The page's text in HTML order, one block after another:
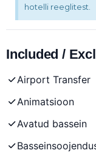
hotelli reeglitest.
Included /
Airport Transfer
Animatsioon
Avatud bassein